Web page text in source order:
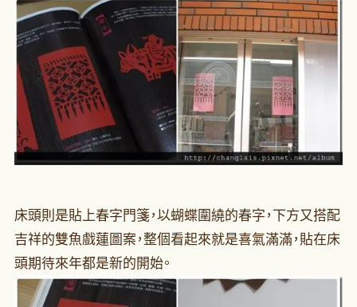
床頭則是貼上春字門箋，以蝴蝶圍繞的春字，下方又搭配
吉祥的雙魚戲蓮圖案，整個看起來就是喜氣滿滿，貼在床
頭期待來年都是新的開始。